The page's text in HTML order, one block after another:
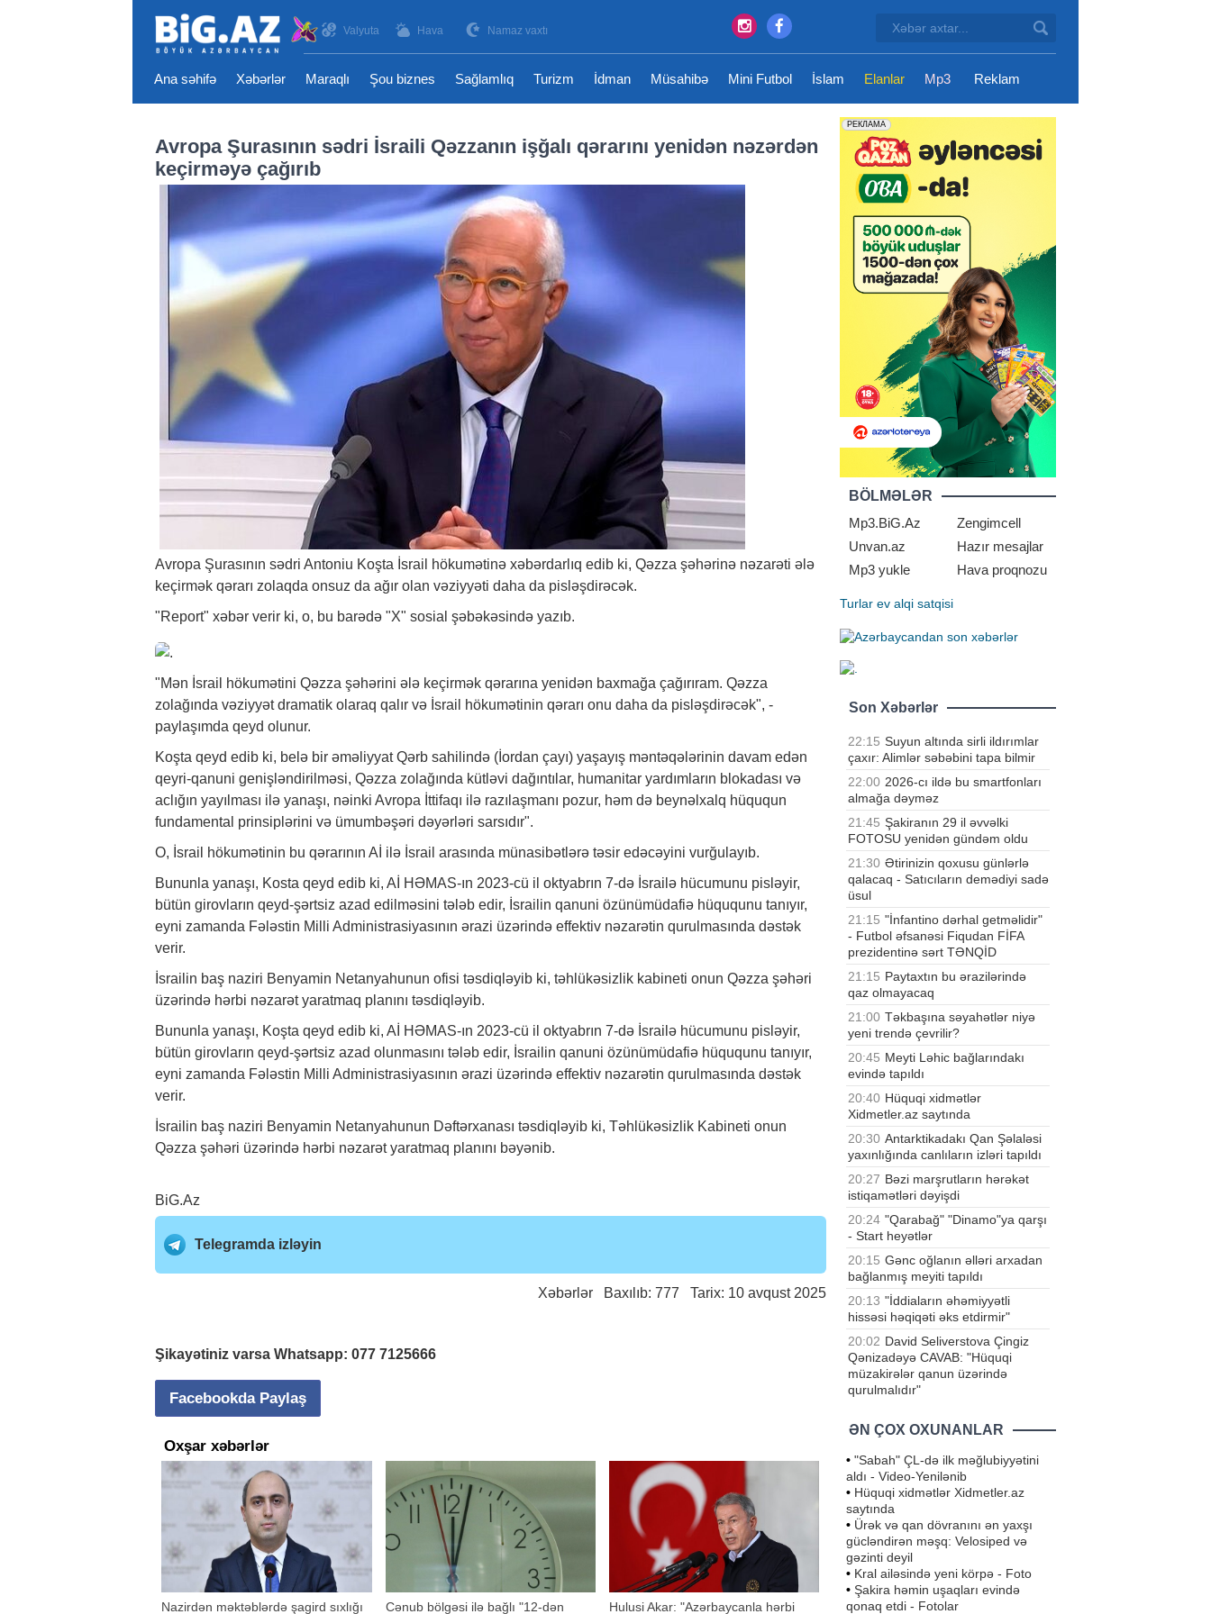
Valyuta Hava Namaz vaxtı
Ana səhifə Xəbərlər Maraqlı Şou biznes Sağlamlıq Turizm İdman Müsahibə Mini Futbol İslam Elanlar Mp3 Reklam
Avropa Şurasının sədri İsraili Qəzzanın işğalı qərarını yenidən nəzərdən
keçirməyə çağırıb
Avropa Şurasının sədri Antoniu Koşta İsrail hökumətinə xəbərdarlıq edib ki, Qəzza şəhərinə nəzarəti ələ
keçirmək qərarı zolaqda onsuz da ağır olan vəziyyəti daha da pisləşdirəcək.
"Report" xəbər verir ki, o, bu barədə "X" sosial şəbəkəsində yazıb.
"Mən İsrail hökumətini Qəzza şəhərini ələ keçirmək qərarına yenidən baxmağa çağırıram. Qəzza
zolağında vəziyyət dramatik olaraq qalır və İsrail hökumətinin qərarı onu daha da pisləşdirəcək", -
paylaşımda qeyd olunur.
Koşta qeyd edib ki, belə bir əməliyyat Qərb sahilində (İordan çayı) yaşayış məntəqələrinin davam edən
qeyri-qanuni genişləndirilməsi, Qəzza zolağında kütləvi dağıntılar, humanitar yardımların blokadası və
aclığın yayılması ilə yanaşı, nəinki Avropa İttifaqı ilə razılaşmanı pozur, həm də beynəlxalq hüququn
fundamental prinsiplərini və ümumbəşəri dəyərləri sarsıdır".
O, İsrail hökumətinin bu qərarının Aİ ilə İsrail arasında münasibətlərə təsir edəcəyini vurğulayıb.
Bununla yanaşı, Kosta qeyd edib ki, Aİ HƏMAS-ın 2023-cü il oktyabrın 7-də İsrailə hücumunu pisləyir,
bütün girovların qeyd-şərtsiz azad edilməsini tələb edir, İsrailin qanuni özünümüdafiə hüququnu tanıyır,
eyni zamanda Fələstin Milli Administrasiyasının ərazi üzərində effektiv nəzarətin qurulmasında dəstək
verir.
İsrailin baş naziri Benyamin Netanyahunun ofisi təsdiqləyib ki, təhlükəsizlik kabineti onun Qəzza şəhəri
üzərində hərbi nəzarət yaratmaq planını təsdiqləyib.
Bununla yanaşı, Koşta qeyd edib ki, Aİ HƏMAS-ın 2023-cü il oktyabrın 7-də İsrailə hücumunu pisləyir,
bütün girovların qeyd-şərtsiz azad olunmasını tələb edir, İsrailin qanuni özünümüdafiə hüququnu tanıyır,
eyni zamanda Fələstin Milli Administrasiyasının ərazi üzərində effektiv nəzarətin qurulmasında dəstək
verir.
İsrailin baş naziri Benyamin Netanyahunun Dəftərxanası təsdiqləyib ki, Təhlükəsizlik Kabineti onun
Qəzza şəhəri üzərində hərbi nəzarət yaratmaq planını bəyənib.
BiG.Az
Telegramda izləyin
Xəbərlər Baxılıb: 777 Tarix: 10 avqust 2025
Şikayətiniz varsa Whatsapp: 077 7125666
Facebookda Paylaş
Oxşar xəbərlər
Nazirdən məktəblərdə şagird sıxlığı
Cənub bölgəsi ilə bağlı "12-dən
Hulusi Akar: "Azərbaycanla hərbi
BÖLMƏLƏR
Mp3.BiG.Az
Zengimcell
Unvan.az
Hazır mesajlar
Mp3 yukle
Hava proqnozu
Turlar ev alqi satqisi
Son Xəbərlər
22:15 Suyun altında sirli ildırımlar
çaxır: Alimlər səbəbini tapa bilmir
22:00 2026-cı ildə bu smartfonları
almağa dəyməz
21:45 Şakiranın 29 il əvvəlki
FOTOSU yenidən gündəm oldu
21:30 Ətirinizin qoxusu günlərlə
qalacaq - Satıcıların demədiyi sadə
üsul
21:15 "İnfantino dərhal getməlidir"
- Futbol əfsanəsi Fiqudan FİFA
prezidentinə sərt TƏNQİD
21:15 Paytaxtın bu ərazilərində
qaz olmayacaq
21:00 Təkbaşına səyahətlər niyə
yeni trendə çevrilir?
20:45 Meyti Ləhic bağlarındakı
evində tapıldı
20:40 Hüquqi xidmətlər
Xidmetler.az saytında
20:30 Antarktikadakı Qan Şəlaləsi
yaxınlığında canlıların izləri tapıldı
20:27 Bəzi marşrutların hərəkət
istiqamətləri dəyişdi
20:24 "Qarabağ" "Dinamo"ya qarşı
- Start heyətlər
20:15 Gənc oğlanın əlləri arxadan
bağlanmış meyiti tapıldı
20:13 "İddiaların əhəmiyyətli
hissəsi həqiqəti əks etdirmir"
20:02 David Seliverstova Çingiz
Qənizadəyə CAVAB: "Hüquqi
müzakirələr qanun üzərində
qurulmalıdır"
ƏN ÇOX OXUNANLAR
• "Sabah" ÇL-də ilk məğlubiyyətini
aldı - Video-Yenilənib
• Hüquqi xidmətlər Xidmetler.az
saytında
• Ürək və qan dövranını ən yaxşı
gücləndirən məşq: Velosiped və
gəzinti deyil
• Kral ailəsində yeni körpə - Foto
• Şakira həmin uşaqları evində
qonaq etdi - Fotolar